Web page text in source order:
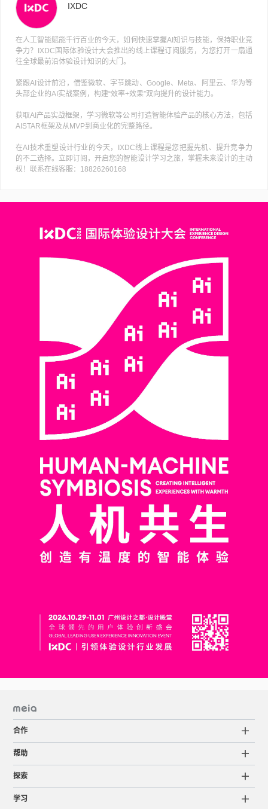
IXDC
在人工智能赋能千行百业的今天，如何快速掌握AI知识与技能，保持职业竞
争力？IXDC国际体验设计大会推出的线上课程订阅服务，为您打开一扇通
往全球最前沿体验设计知识的大门。
紧跟AI设计前沿，借鉴微软、字节跳动、Google、Meta、阿里云、华为等
头部企业的AI实战案例，构建“效率+效果”双向提升的设计能力。
获取AI产品实战框架，学习微软等公司打造智能体验产品的核心方法，包括
AISTAR框架及从MVP到商业化的完整路径。
在AI技术重塑设计行业的今天，IXDC线上课程是您把握先机、提升竞争力
的不二选择。立即订阅，开启您的智能设计学习之旅，掌握未来设计的主动
权！联系在线客服：18826260168
合作
帮助
探索
学习